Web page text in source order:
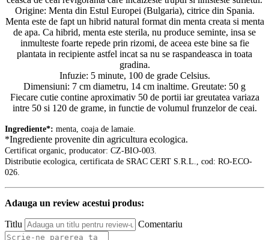
Origine: Menta din Estul Europei (Bulgaria), citrice din Spania.
Menta este de fapt un hibrid natural format din menta creata si menta
de apa. Ca hibrid, menta este sterila, nu produce seminte, insa se
inmulteste foarte repede prin rizomi, de aceea este bine sa fie
plantata in recipiente astfel incat sa nu se raspandeasca in toata
gradina.
Infuzie: 5 minute, 100 de grade Celsius.
Dimensiuni: 7 cm diametru, 14 cm inaltime. Greutate: 50 g
Fiecare cutie contine aproximativ 50 de portii iar greutatea variaza
intre 50 si 120 de grame, in functie de volumul frunzelor de ceai.
Ingrediente*: menta, coaja de lamaie.
*Ingrediente provenite din agricultura ecologica.
Certificat organic, producator: CZ-BIO-003.
Distributie ecologica, certificata de SRAC CERT S.R.L., cod: RO-ECO-
026.
Adauga un review acestui produs:
Titlu Comentariu